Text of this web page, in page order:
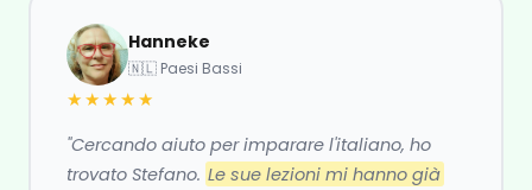
Hanneke
🇳🇱 Paesi Bassi
★★★★★
"Cercando aiuto per imparare l'italiano, ho
trovato Stefano. Le sue lezioni mi hanno già